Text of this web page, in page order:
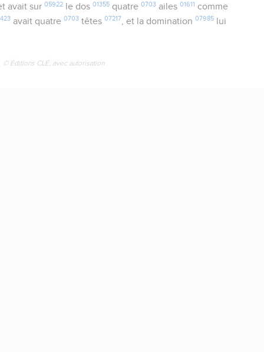
avait sur05922 le dos01355 quatre0703 ailes01611 comme
avait quatre0703 têtes07217 , et la domination07985 lui
© Éditions CLÉ, avec autorisation